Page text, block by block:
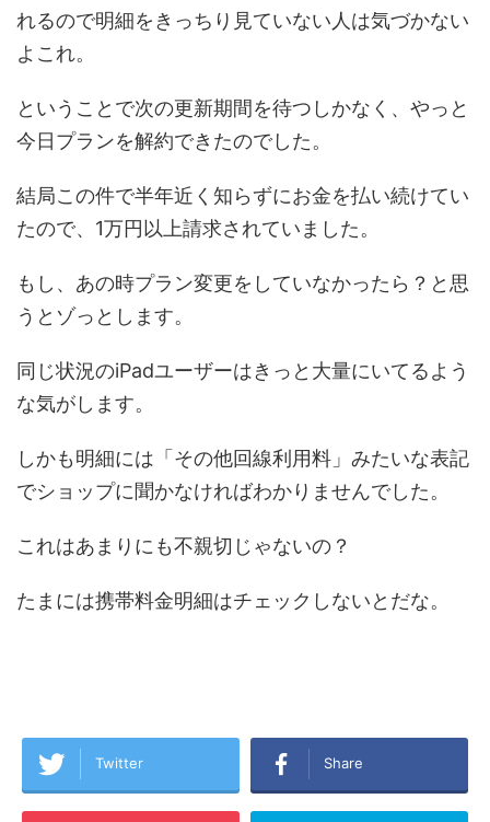
れるので明細をきっちり見ていない人は気づかない
よこれ。
ということで次の更新期間を待つしかなく、やっと
今日プランを解約できたのでした。
結局この件で半年近く知らずにお金を払い続けてい
たので、1万円以上請求されていました。
もし、あの時プラン変更をしていなかったら？と思
うとゾっとします。
同じ状況のiPadユーザーはきっと大量にいてるよう
な気がします。
しかも明細には「その他回線利用料」みたいな表記
でショップに聞かなければわかりませんでした。
これはあまりにも不親切じゃないの？
たまには携帯料金明細はチェックしないとだな。
Twitter Share